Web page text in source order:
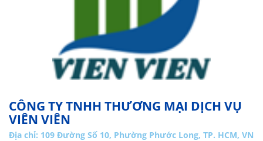
CÔNG TY TNHH THƯƠNG MẠI DỊCH VỤ
VIÊN VIÊN
Địa chỉ: 109 Đường Số 10, Phường Phước Long, TP. HCM, VN